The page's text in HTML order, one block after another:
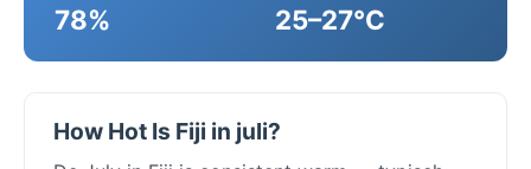
78% 25–27°C
How Hot Is Fiji in juli?